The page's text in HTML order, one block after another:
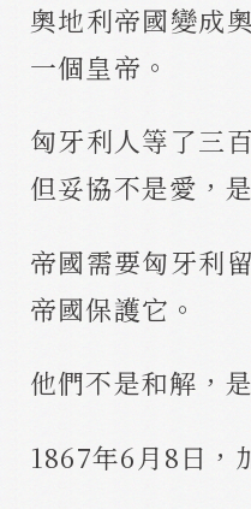
奧地利帝國變成
一個皇帝。
匈牙利人等了三
但妥協不是愛，
帝國需要匈牙利
帝國保護它。
他們不是和解，
1867年6月8日，